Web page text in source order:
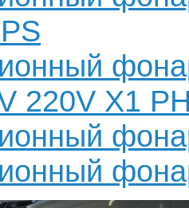
220V X1